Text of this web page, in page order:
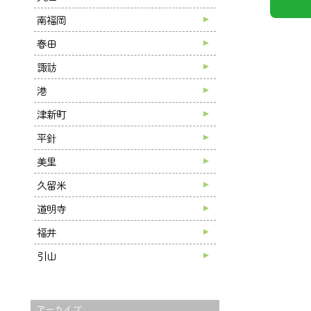
南福岡
春田
諏訪
港
津新町
平針
美里
久留米
道明寺
福井
引山